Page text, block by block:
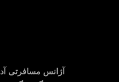
آژانس مسافرتی